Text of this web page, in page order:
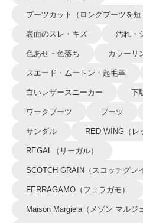
ブーツカット（ロングブーツを短
表面のスレ・キズ 汚れ・
色あせ・色落ち カラーリ
スエード・ムートン・起毛革
白いレザースニーカー 下
ワークブーツ ブーツ
サンダル RED WING（レ
REGAL（リーガル）
SCOTCH GRAIN（スコッチグレ
FERRAGAMO（フェラガモ）
Maison Margiela（メゾン マルジ